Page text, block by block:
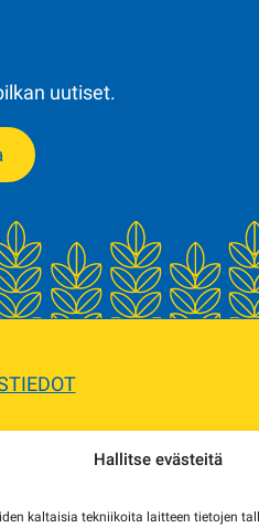
Hallitse evästeitä
kaltaisia tekniikoita laitteen tietojen
uutiset.
tuotteista.